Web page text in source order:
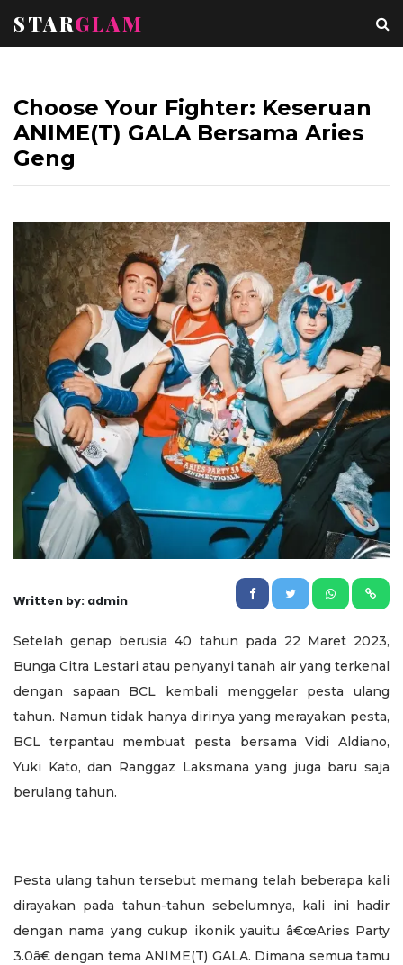
STARGLAM
Choose Your Fighter: Keseruan
ANIME(T) GALA Bersama Aries
Geng
Written by: admin
Setelah genap berusia 40 tahun pada 22 Maret 2023,
Bunga Citra Lestari atau penyanyi tanah air yang terkenal
dengan sapaan BCL kembali menggelar pesta ulang
tahun. Namun tidak hanya dirinya yang merayakan pesta,
BCL terpantau membuat pesta bersama Vidi Aldiano,
Yuki Kato, dan Ranggaz Laksmana yang juga baru saja
berulang tahun.
Pesta ulang tahun tersebut memang telah beberapa kali
dirayakan pada tahun-tahun sebelumnya, kali ini hadir
dengan nama yang cukup ikonik yauitu â€œAries Party
3.0â€ dengan tema ANIME(T) GALA. Dimana semua tamu